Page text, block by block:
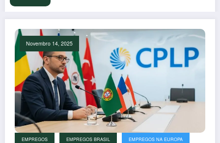
Novembro 14, 2025
EMPREGOS EMPREGOS BRASIL EMPREGOS NA EUROPA